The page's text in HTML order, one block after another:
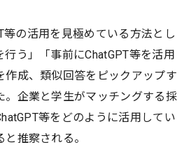
等の活用を見極めている方法とし
う」「事前にChatGPT等を活用
作成、類似回答をピックアップす
。企業と学生がマッチングする採
等をどのように活用してい
推察される。